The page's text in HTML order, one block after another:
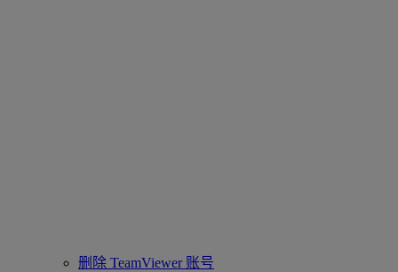
删除 TeamViewer 账号